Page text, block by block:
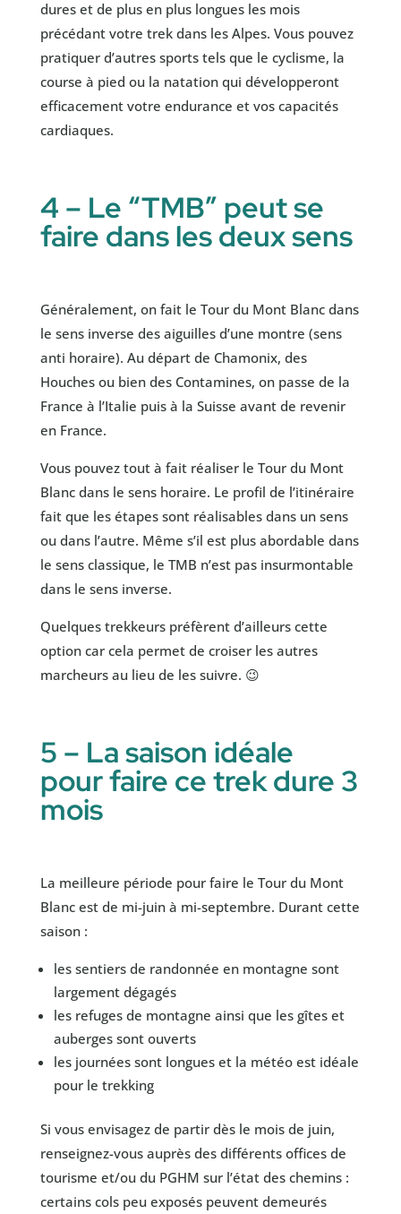
dures et de plus en plus longues les mois
précédant votre trek dans les Alpes. Vous pouvez
pratiquer d’autres sports tels que le cyclisme, la
course à pied ou la natation qui développeront
efficacement votre endurance et vos capacités
cardiaques.
4 – Le “TMB” peut se
faire dans les deux sens
Généralement, on fait le Tour du Mont Blanc dans
le sens inverse des aiguilles d’une montre (sens
anti horaire). Au départ de Chamonix, des
Houches ou bien des Contamines, on passe de la
France à l’Italie puis à la Suisse avant de revenir
en France.
Vous pouvez tout à fait réaliser le Tour du Mont
Blanc dans le sens horaire. Le profil de l’itinéraire
fait que les étapes sont réalisables dans un sens
ou dans l’autre. Même s’il est plus abordable dans
le sens classique, le TMB n’est pas insurmontable
dans le sens inverse.
Quelques trekkeurs préfèrent d’ailleurs cette
option car cela permet de croiser les autres
marcheurs au lieu de les suivre. 😉
5 – La saison idéale
pour faire ce trek dure 3
mois
La meilleure période pour faire le Tour du Mont
Blanc est de mi-juin à mi-septembre. Durant cette
saison :
les sentiers de randonnée en montagne sont
largement dégagés
les refuges de montagne ainsi que les gîtes et
auberges sont ouverts
les journées sont longues et la météo est idéale
pour le trekking
Si vous envisagez de partir dès le mois de juin,
renseignez-vous auprès des différents offices de
tourisme et/ou du PGHM sur l’état des chemins :
certains cols peu exposés peuvent demeurés